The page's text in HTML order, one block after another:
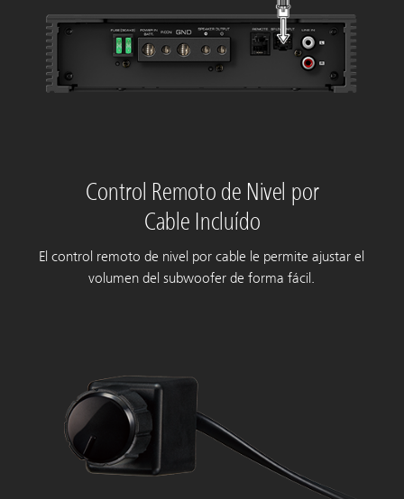
Control Remoto de Nivel por
Cable Incluído
El control remoto de nivel por cable le permite ajustar el
volumen del subwoofer de forma fácil.